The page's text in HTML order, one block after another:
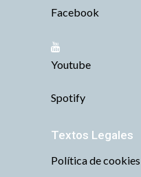
Facebook
Youtube
Spotify
Textos Legales
Política de cookies